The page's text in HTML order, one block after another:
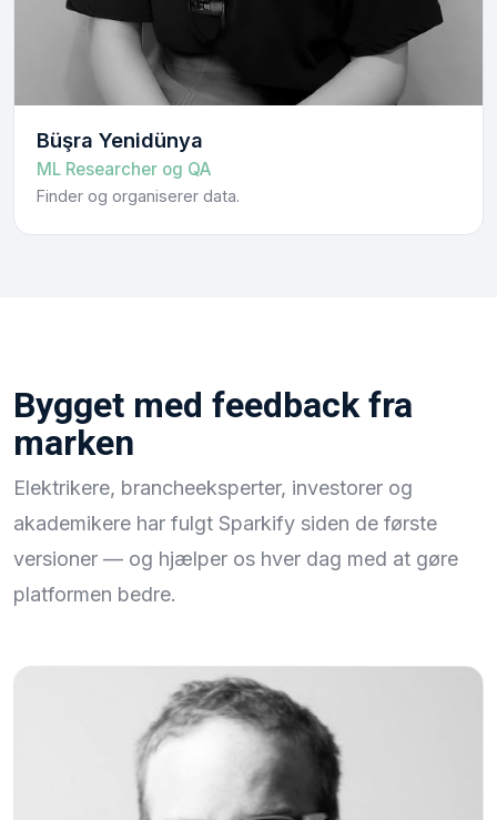
Büşra Yenidünya
ML Researcher og QA
Finder og organiserer data.
Bygget med feedback fra
marken
Elektrikere, brancheeksperter, investorer og
akademikere har fulgt Sparkify siden de første
versioner — og hjælper os hver dag med at gøre
platformen bedre.